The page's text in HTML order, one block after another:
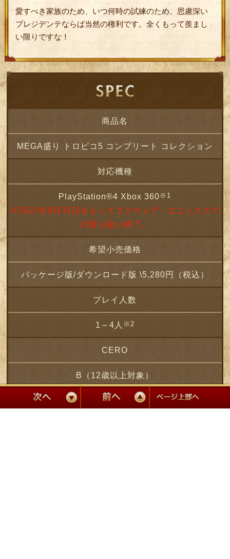
愛すべき家族のため、いつ何時の試練のため、思慮深い
プレジデンテならば当然の権利です。全くもって羨まし
い限りですな！
商品名
MEGA盛り トロピコ5 コンプリート コレクション
対応機種
PlayStation®4 Xbox 360 ※1
※2021年8月31日をもってスクウェア・エニックスで
の取り扱い終了。
希望小売価格
パッケージ版/ダウンロード版 \5,280円（税込）
プレイ人数
1～4人 ※2
CERO
B（12歳以上対象）
※1 Xbox 360版は「トロピコ５」単体の販売となります。
※2 Xbox 360版のプレイ人数は1～2人となります。